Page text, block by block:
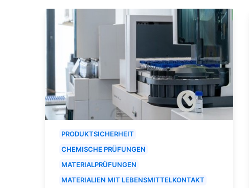
PRODUKTSICHERHEIT
CHEMISCHE PRÜFUNGEN
MATERIALPRÜFUNGEN
MATERIALIEN MIT LEBENSMITTELKONTAKT